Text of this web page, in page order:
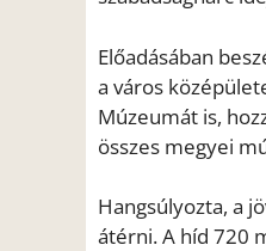
Előadásában
a város
Múzeumát is,
összes megyei
Hangsúlyozta, a
átérni. A híd 720